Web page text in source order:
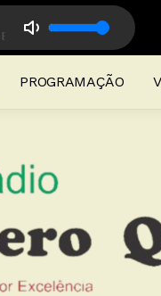
Quero Quero com
Labareda
PROGRAMAÇÃO